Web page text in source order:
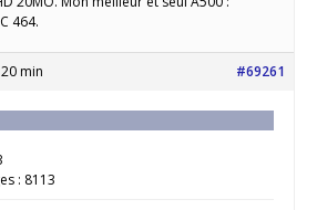
464.
min #69261
: 8113